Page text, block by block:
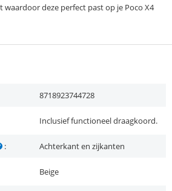
waardoor deze perfect past op je Poco X4
8718923744728
Inclusief functioneel draagkoord.
: Achterkant en zijkanten
Beige